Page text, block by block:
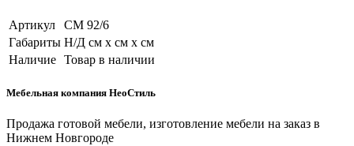
Артикул
СМ 92/6
Габариты Н/Д см x см x см
Наличие Товар в наличии
Мебельная компания НеоСтиль
Продажа готовой мебели, изготовление мебели на заказ в
Нижнем Новгороде